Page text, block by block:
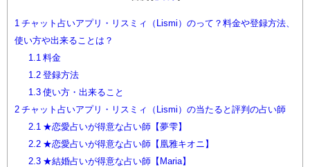
1 チャット占いアプリ・リスミィ（Lismi）のって？料金や登録方法、
使い方や出来ることは？
1.1 料金
1.2登録方法
1.3使い方・出来ること
2 チャット占いアプリ・リスミィ（Lismi）の当たると評判の占い師
2.1
★恋愛占いが得意な占い師【夢雫】
2.2★恋愛占いが得意な占い師【凰雅キオニ】
2.3★結婚占いが得意な占い師【Maria】